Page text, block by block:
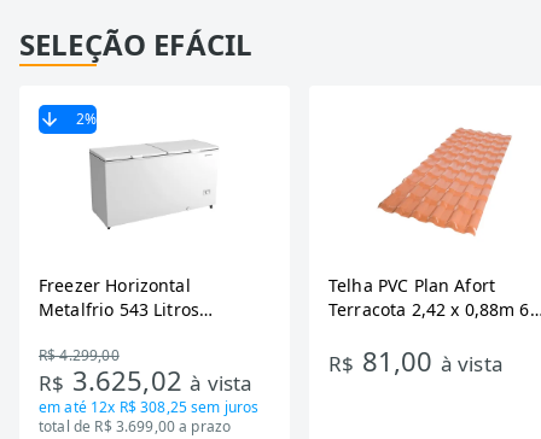
SELEÇÃO EFÁCIL
2%
Freezer Horizontal
Metalfrio 543 Litros
Tecnologia Inverter, Branco,
Bivolt
R$ 4.299,00
R$ 3.625,02à vista
em até 12x R$ 308,25sem juros
total de R$ 3.699,00 a prazo
Telha PVC Plan Afort
Terracota 2,42 x 0,88m 6
R$ 81,00 à vista